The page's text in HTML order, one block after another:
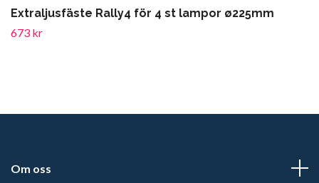
Extraljusfäste Rally4 för 4 st lampor ø225mm
673 kr
Om oss